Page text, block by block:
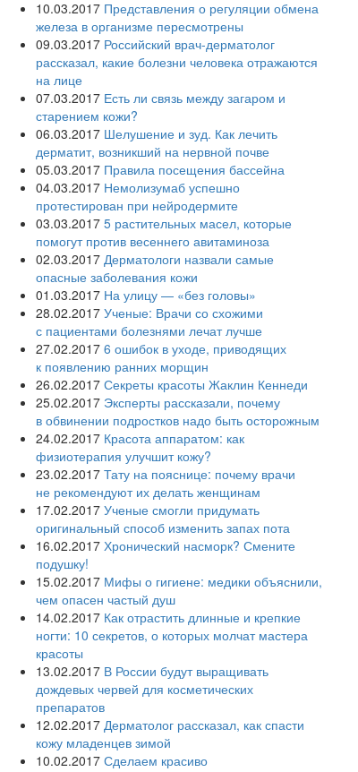
10.03.2017 Представления о регуляции обмена
железа в организме пересмотрены
09.03.2017 Российский врач-дерматолог
рассказал, какие болезни человека отражаются
на лице
07.03.2017 Есть ли связь между загаром и
старением кожи?
06.03.2017 Шелушение и зуд. Как лечить
дерматит, возникший на нервной почве
05.03.2017 Правила посещения бассейна
04.03.2017 Немолизумаб успешно
протестирован при нейродермите
03.03.2017 5 растительных масел, которые
помогут против весеннего авитаминоза
02.03.2017 Дерматологи назвали самые
опасные заболевания кожи
01.03.2017 На улицу — «без головы»
28.02.2017 Ученые: Врачи со схожими
с пациентами болезнями лечат лучше
27.02.2017 6 ошибок в уходе, приводящих
к появлению ранних морщин
26.02.2017 Секреты красоты Жаклин Кеннеди
25.02.2017 Эксперты рассказали, почему
в обвинении подростков надо быть осторожным
24.02.2017 Красота аппаратом: как
физиотерапия улучшит кожу?
23.02.2017 Тату на пояснице: почему врачи
не рекомендуют их делать женщинам
17.02.2017 Ученые смогли придумать
оригинальный способ изменить запах пота
16.02.2017 Хронический насморк? Смените
подушку!
15.02.2017 Мифы о гигиене: медики объяснили,
чем опасен частый душ
14.02.2017 Как отрастить длинные и крепкие
ногти: 10 секретов, о которых молчат мастера
красоты
13.02.2017 В России будут выращивать
дождевых червей для косметических
препаратов
12.02.2017 Дерматолог рассказал, как спасти
кожу младенцев зимой
10.02.2017 Сделаем красиво